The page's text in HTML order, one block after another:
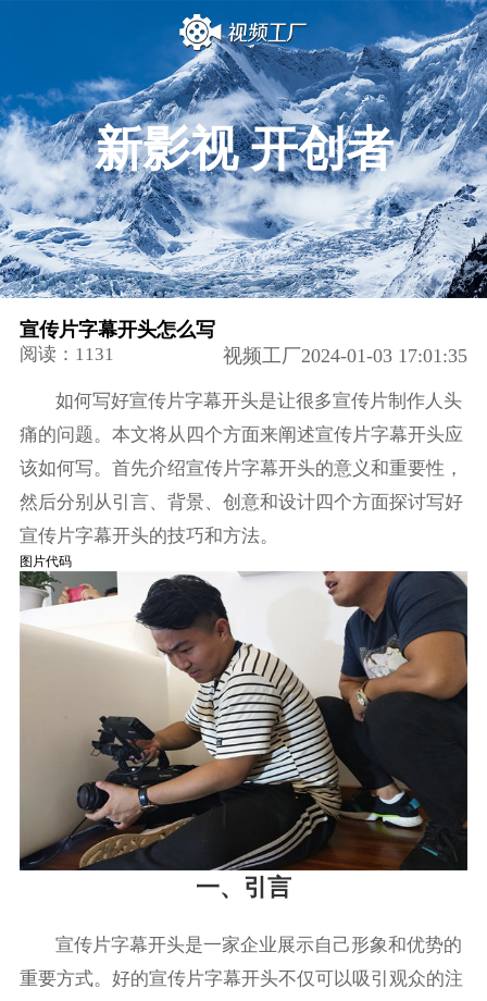
新影视 开创者
宣传片字幕开头怎么写
阅读：1131 视频工厂2024-01-03 17:01:35
如何写好宣传片字幕开头是让很多宣传片制作人头
痛的问题。本文将从四个方面来阐述宣传片字幕开头应
该如何写。首先介绍宣传片字幕开头的意义和重要性，
然后分别从引言、背景、创意和设计四个方面探讨写好
宣传片字幕开头的技巧和方法。
图片代码
一、引言
宣传片字幕开头是一家企业展示自己形象和优势的
重要方式。好的宣传片字幕开头不仅可以吸引观众的注